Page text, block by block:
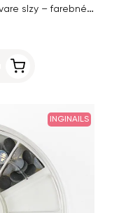
Nail art ozdoby – kamienky v tvare slzy – farebné AB efekt
INGINAILS